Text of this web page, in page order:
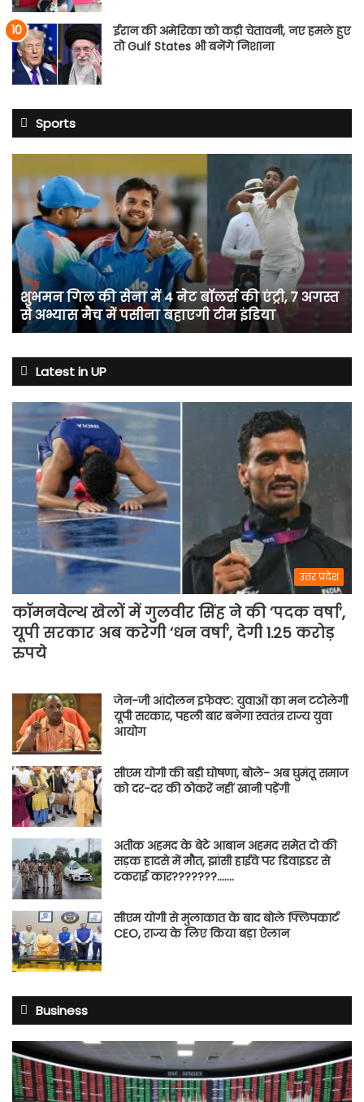
ईरान की अमेरिका को कड़ी चेतावनी, नए हमले हुए
तो Gulf States भी बनेंगे निशाना
Sports
गिल
की
में
4
नेट
बॉलर्स
की
एंट्री,
7
अभ्यास
मैच
पसीना
बहाएगी
टीम
इंडिया
शुभमन गिल की सेना में 4 नेट बॉलर्स की एंट्री, 7 अगस्त
से अभ्यास मैच में पसीना बहाएगी टीम इंडिया
Latest in UP
उत्तर प्रदेश
कॉमनवेल्थ खेलों में गुलवीर सिंह ने की ‘पदक वर्षा’,
यूपी सरकार अब करेगी ‘धन वर्षा’, देगी 1.25 करोड़
रुपये
जेन-जी आंदोलन इफेक्ट: युवाओं का मन टटोलेगी
यूपी सरकार, पहली बार बनेगा स्वतंत्र राज्य युवा
आयोग
सीएम योगी की बड़ी घोषणा, बोले- अब घुमंतू समाज
को दर-दर की ठोकरें नहीं खानी पड़ेंगी
अतीक अहमद के बेटे आबान अहमद समेत दो की
सड़क हादसे में मौत, झांसी हाईवे पर डिवाइडर से
टकराई कार???????…….
सीएम योगी से मुलाकात के बाद बोले फ्लिपकार्ट
CEO, राज्य के लिए किया बड़ा ऐलान
Business